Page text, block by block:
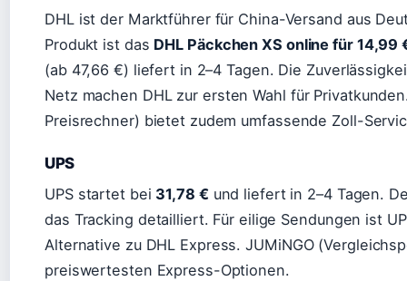
DHL ist der Marktführer für China-Versand aus
Produkt ist das DHL Päckchen XS online für 14,99
(ab 47,66 €) liefert in 2–4 Tagen. Die
Netz machen DHL zur ersten Wahl für
Preisrechner) bietet zudem umfassende Zoll-
UPS
UPS startet bei 31,78 €und liefert in 2–4 Tagen.
das Tracking detailliert. Für eilige Sendungen ist
Alternative zu DHL Express. JUMiNGO
preiswertesten Express-Optionen.